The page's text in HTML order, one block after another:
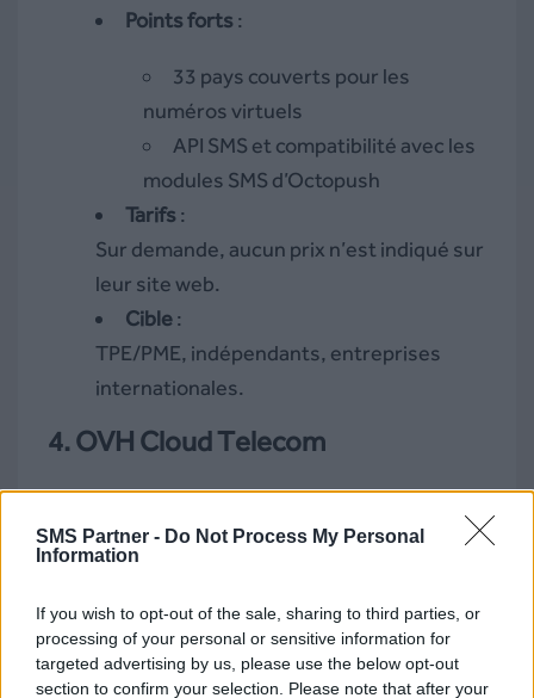
SMS Partner - Do Not Process My Personal
Information
If you wish to opt-out of the sale, sharing to third parties, or
processing of your personal or sensitive information for
targeted advertising by us, please use the below opt-out
section to confirm your selection. Please note that after your
Points forts:
33 pays couverts pour les
numéros virtuels
API SMS et compatibilité avec les
modules SMS d’Octopush
Tarifs:
Sur demande, aucun prix n’est indiqué sur
leur site web.
Cible:
TPE/PME, indépendants, entreprises
internationales.
4. OVH Cloud Telecom
Fonctionnalités:
Points forts:
Solution française, data centers